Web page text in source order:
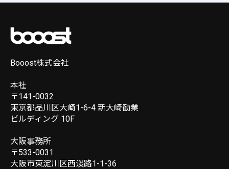
Booost株式会社
本社
〒141-0032
東京都品川区大崎1-6-4 新大崎勧業
ビルディング 10F
大阪事務所
〒533-0031
大阪市東淀川区西淡路1-1-36